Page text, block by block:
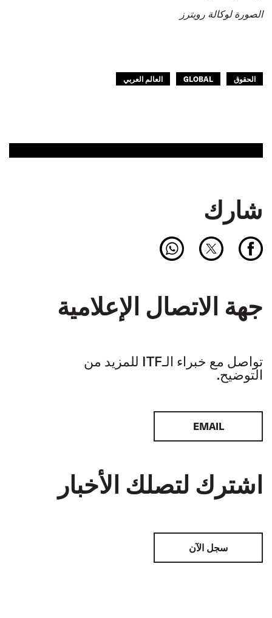
الصورة لوكالة رويترز
الحقوق GLOBAL العالم العربي
شارك
جهة الاتصال الإعلامية
تواصل مع خبراء الـITF للمزيد من
التوضيح.
EMAIL
اشترك لتصلك الأخبار
سجل الآن